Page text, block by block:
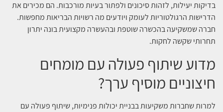
בדיקות יעילות, לזהות סיכונים ולפתור בעיות מורכבות. הם מכירים את
הדרישות הרגולטוריות לעומק ויודעים מה רשויות הבריאות מחפשות.
חברה שמשקיעה בהכשרה שוטפת ובהעשרה מקצועית בונה יתרון
תחרותי שקשה לחקות.
מדוע שיתוף פעולה עם מומחים
חיצוניים מוסיף ערך?
למרות שחברות משקיעות בבניית יכולות פנימיות, שיתוף פעולה עם